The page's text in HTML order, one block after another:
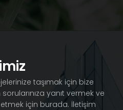
taşımak için bize
yanıt vermek ve
için burada. İletişim